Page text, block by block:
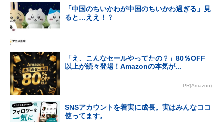
「中国のちいかわが中国のちいかわ過ぎる」見
ると…ええ！？
「え、こんなセールやってたの？」80％OFF
以上が続々登場！Amazonの本気が...
PR(Amazon)
SNSアカウントを着実に成長。実はみんなココ
使ってます。